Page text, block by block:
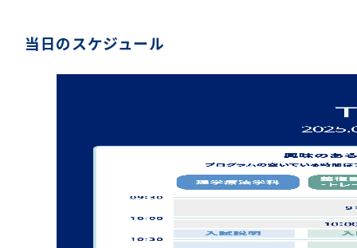
当日のスケジュール